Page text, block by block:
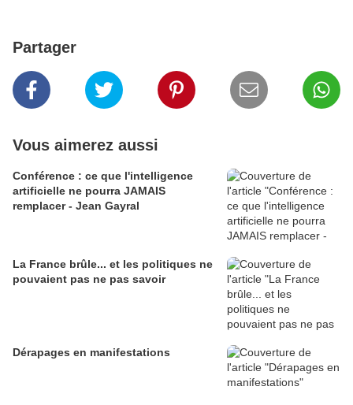
Partager
Vous aimerez aussi
Conférence : ce que l'intelligence
artificielle ne pourra JAMAIS
remplacer - Jean Gayral
La France brûle... et les politiques ne
pouvaient pas ne pas savoir
Dérapages en manifestations